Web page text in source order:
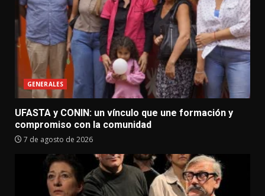
GENERALES
UFASTA y CONIN: un vínculo que une formación y
compromiso con la comunidad
7 de agosto de 2026